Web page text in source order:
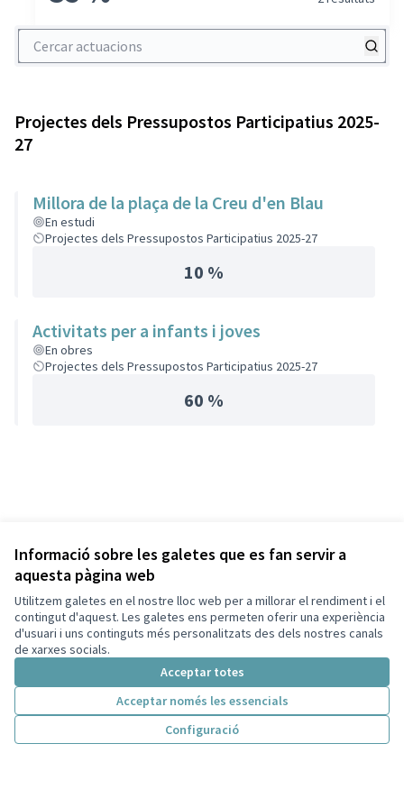
Informació sobre les galetes que es fan servir a
aquesta pàgina web
Utilitzem galetes en el nostre lloc web per a millorar el rendiment i el
contingut d'aquest. Les galetes ens permeten oferir una experiència
d'usuari i uns continguts més personalitzats des dels nostres canals
de xarxes socials.
Acceptar totes
Acceptar només les essencials
Configuració
Cercar actuacions
Projectes dels Pressupostos Participatius 2025-
27
Millora de la plaça de la Creu d'en Blau
En estudi
Projectes dels Pressupostos Participatius 2025-27
10 %
Activitats per a infants i joves
En obres
Projectes dels Pressupostos Participatius 2025-27
60 %